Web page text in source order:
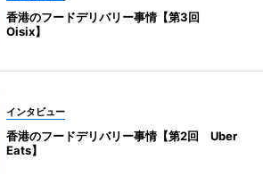
香港のフードデリバリー事情【第3回
Oisix】
インタビュー
香港のフードデリバリー事情【第2回 Uber
Eats】